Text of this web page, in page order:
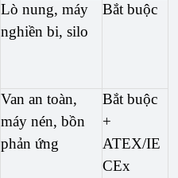
Lò nung, máy
nghiền bi, silo
Bắt buộc
Van an toàn,
máy nén, bồn
phản ứng
Bắt buộc
+
ATEX/IE
CEx